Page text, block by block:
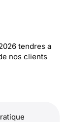
tendres a
nos clients